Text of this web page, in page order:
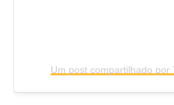
Um post compartilhado por